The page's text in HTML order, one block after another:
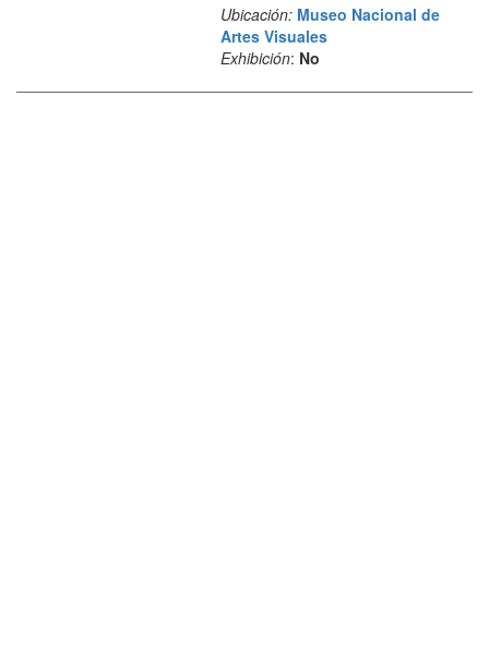
Ubicación: Museo Nacional de
Artes Visuales
Exhibición: No